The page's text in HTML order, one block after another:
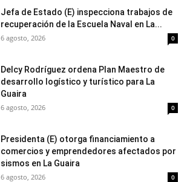
Jefa de Estado (E) inspecciona trabajos de
recuperación de la Escuela Naval en La...
6 agosto, 2026 0
Delcy Rodríguez ordena Plan Maestro de
desarrollo logístico y turístico para La
Guaira
6 agosto, 2026 0
Presidenta (E) otorga financiamiento a
comercios y emprendedores afectados por
sismos en La Guaira
6 agosto, 2026 0